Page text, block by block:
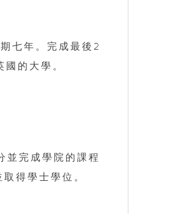
七年。完成最後2
的大學。
完成學院的課程
得學士學位。